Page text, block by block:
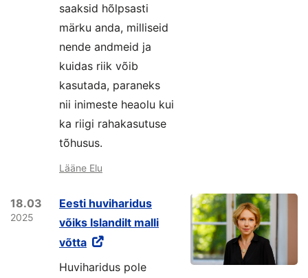
saaksid hõlpsasti
märku anda, milliseid
nende andmeid ja
kuidas riik võib
kasutada, paraneks
nii inimeste heaolu kui
ka riigi rahakasutuse
tõhusus.
Lääne Elu
18.03
2025
Eesti huviharidus
võiks Islandilt malli
võtta
Huviharidus pole